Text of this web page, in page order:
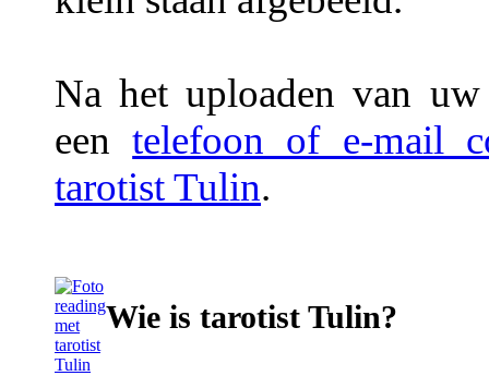
Na het uploaden van
eentelefoon of e-mail
tarotist Tulin.
Wie is tarotist Tulin?